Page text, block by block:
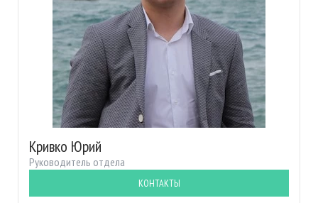
Кривко Юрий
Руководитель отдела
КОНТАКТЫ